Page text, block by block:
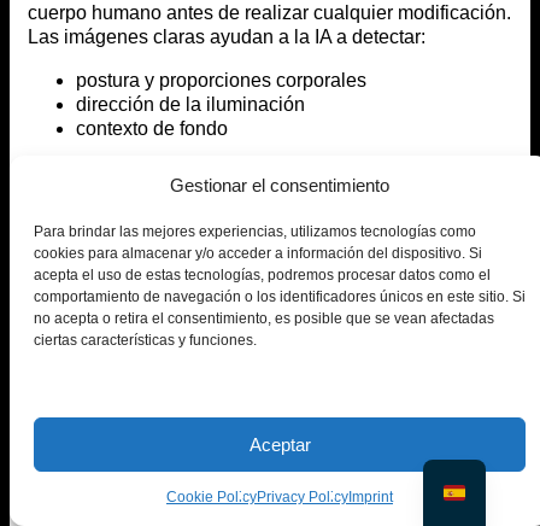
Gestionar el consentimiento
Para brindar las mejores experiencias, utilizamos tecnologías como
cookies para almacenar y/o acceder a información del dispositivo. Si
acepta el uso de estas tecnologías, podremos procesar datos como el
comportamiento de navegación o los identificadores únicos en este sitio. Si
no acepta o retira el consentimiento, es posible que se vean afectadas
ciertas características y funciones.
Aceptar
Cookie PolicyPrivacy Policy Imprint
cuerpo humano antes de realizar cualquier modificación.
Las imágenes claras ayudan a la IA a detectar:
postura y proporciones corporales
dirección de la iluminación
contexto de fondo
verá el resultado final.
Paso 2: Cargar la identidad de destino o la
referencia del cuerpo.
A continuación, suba la imagen que servirá como
referencia corporal o de reemplazo de identidad.
ambas imágenes y comienza a analizar:
alineación de la postura corporal
Ángulo de cámara y perspectiva